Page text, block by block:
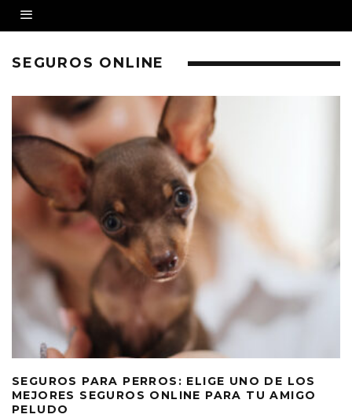
SEGUROS ONLINE
SEGUROS PARA PERROS: ELIGE UNO DE LOS
MEJORES SEGUROS ONLINE PARA TU AMIGO
PELUDO